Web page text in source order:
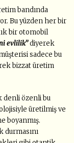
bandında
Bu yüzden her bir
bir otomobil
evlilik”diyerek
sadece bu
bizzat üretim
denli özenli bu
üretilmiş ve
boyanmış.
durmasını